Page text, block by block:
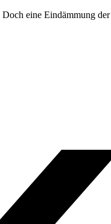
eine Eindämmung